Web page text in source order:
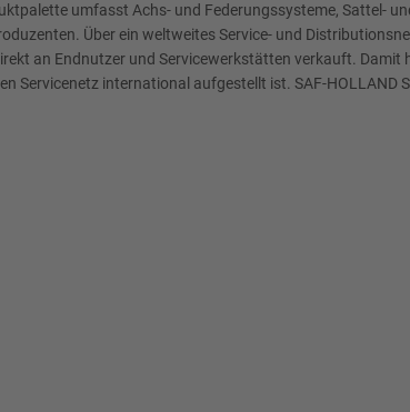
umfasst Achs- und Federungssysteme, Sattel-
Über ein weltweites Service- und
an Endnutzer und Servicewerkstätten verkauft. Damit
Servicenetz international aufgestellt ist. SAF-